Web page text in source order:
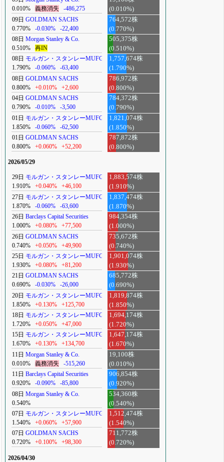
0.010%
義務消失 -486,275
(0.010%)
09日 GOLDMAN SACHS
0.770%
-0.030% -22,400
764,572株
(0.770%)
08日 Morgan Stanley & Co.
0.510%
再IN
505,375株
(0.510%)
08日 モルガン・スタンレーMUFG
1.790%
-0.060% -63,400
1,757,674株
(1.790%)
08日 GOLDMAN SACHS
0.800%
+0.010% +2,600
786,972株
(0.800%)
04日 GOLDMAN SACHS
0.790%
-0.010% -3,500
784,372株
(0.790%)
01日 モルガン・スタンレーMUFG
1.850%
-0.060% -62,500
1,821,074株
(1.850%)
01日 GOLDMAN SACHS
0.800%
+0.060% +52,200
787,872株
(0.800%)
2026/05/29
29日 モルガン・スタンレーMUFG
1.910%
+0.040% +46,100
1,883,574株
(1.910%)
27日 モルガン・スタンレーMUFG
1.870%
-0.060% -63,600
1,837,474株
(1.870%)
26日 Barclays Capital Securities
1.000%
+0.080% +77,500
984,354株
(1.000%)
26日 GOLDMAN SACHS
0.740%
+0.050% +49,900
735,672株
(0.740%)
25日 モルガン・スタンレーMUFG
1.930%
+0.080% +81,200
1,901,074株
(1.930%)
21日 GOLDMAN SACHS
0.690%
-0.030% -26,000
685,772株
(0.690%)
20日 モルガン・スタンレーMUFG
1.850%
+0.130% +125,700
1,819,874株
(1.850%)
18日 モルガン・スタンレーMUFG
1.720%
+0.050% +47,000
1,694,174株
(1.720%)
15日 モルガン・スタンレーMUFG
1.670%
+0.130% +134,700
1,647,174株
(1.670%)
11日 Morgan Stanley & Co.
0.010%
義務消失 -515,260
19,100株
(0.010%)
11日 Barclays Capital Securities
0.920%
-0.090% -85,800
906,854株
(0.920%)
08日 Morgan Stanley & Co.
0.540%
534,360株
(0.540%)
07日 モルガン・スタンレーMUFG
1.540%
+0.060% +57,900
1,512,474株
(1.540%)
07日 GOLDMAN SACHS
0.720%
+0.100% +98,300
711,772株
(0.720%)
2026/04/30